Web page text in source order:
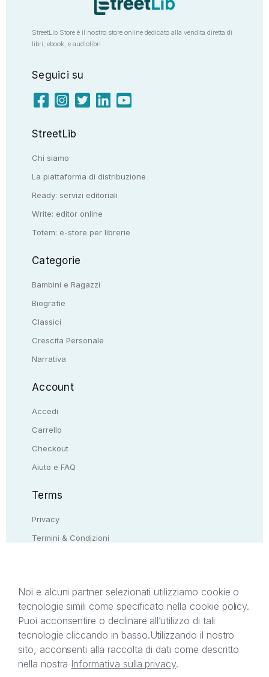
StreetLib Store è il nostro store online dedicato alla vendita diretta di
libri, ebook, e audiolibri
Seguici su
StreetLib
Chi siamo
La piattaforma di distribuzione
Ready: servizi editoriali
Write: editor online
Totem: e-store per librerie
Categorie
Bambini e Ragazzi
Biografie
Classici
Crescita Personale
Narrativa
Account
Accedi
Carrello
Checkout
Aiuto e FAQ
Terms
Privacy
Termini & Condizioni
Il presente sito web è di proprietà di StreetLib S.r.l.
C.F. e P.IVA 05338720963. StreetLib S.r.l. è
titolare di tutti i diritti di proprietà intellettuale
afferenti ai marchi, loghi e segni distintivi presenti
sul sito web. Si invita l’utente a prendere visione
Noi e alcuni partner selezionati utilizziamo cookie o
tecnologie simili come specificato nella cookie policy.
Puoi acconsentire o declinare all’utilizzo di tali
tecnologie cliccando in basso.Utilizzando il nostro
sito, acconsenti alla raccolta di dati come descritto
nella nostra Informativa sulla privacy.